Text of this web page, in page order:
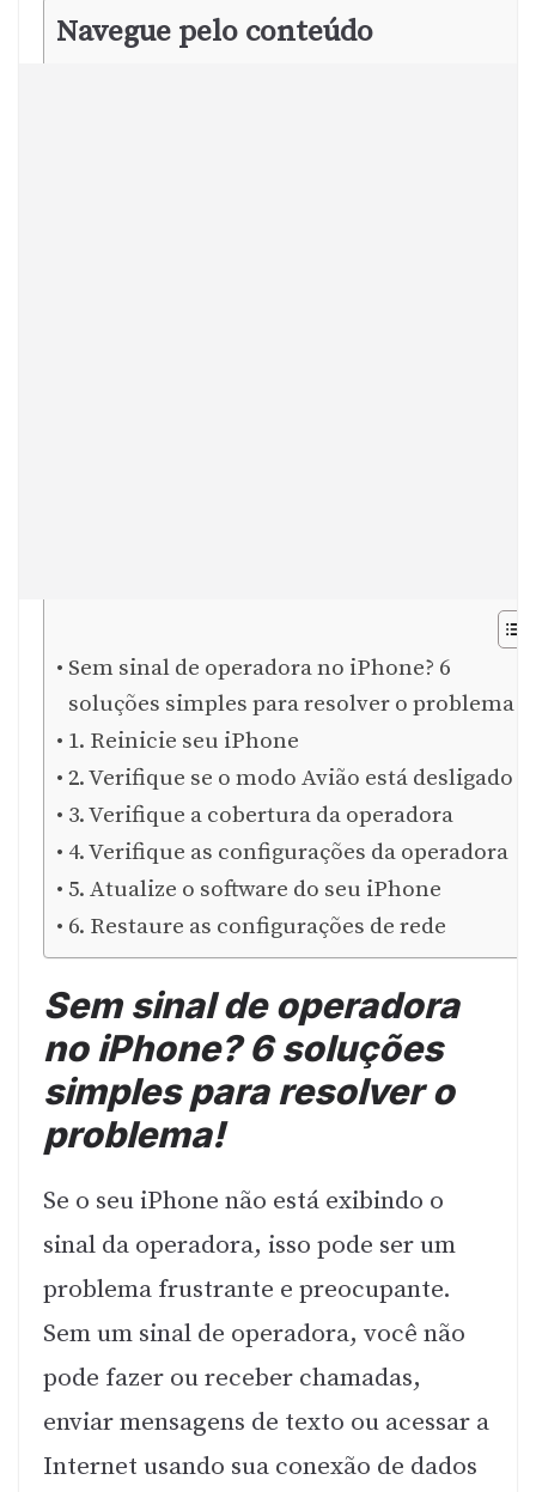
Navegue pelo conteúdo
Sem sinal de operadora no iPhone? 6
soluções simples para resolver o problema!
1. Reinicie seu iPhone
2. Verifique se o modo Avião está desligado
3. Verifique a cobertura da operadora
4. Verifique as configurações da operadora
5. Atualize o software do seu iPhone
6. Restaure as configurações de rede
Sem sinal de operadora
no iPhone? 6 soluções
simples para resolver o
problema!
Se o seu iPhone não está exibindo o
sinal da operadora, isso pode ser um
problema frustrante e preocupante.
Sem um sinal de operadora, você não
pode fazer ou receber chamadas,
enviar mensagens de texto ou acessar a
Internet usando sua conexão de dados